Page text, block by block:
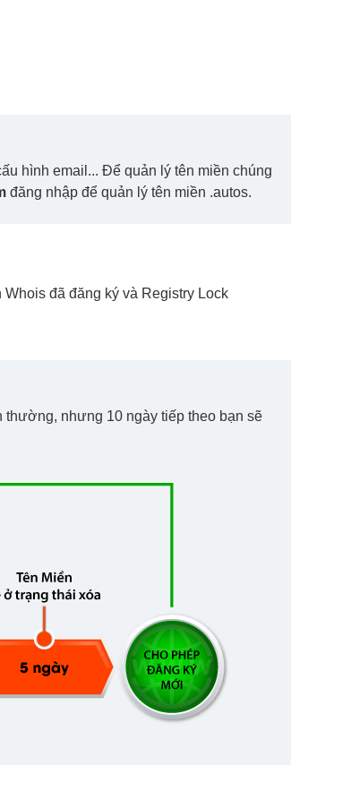
hình email... Để quản lý tên miền chúng
đăng nhập để quản lý tên miền .autos.
đã đăng ký và Registry Lock
thường, nhưng 10 ngày tiếp theo bạn sẽ